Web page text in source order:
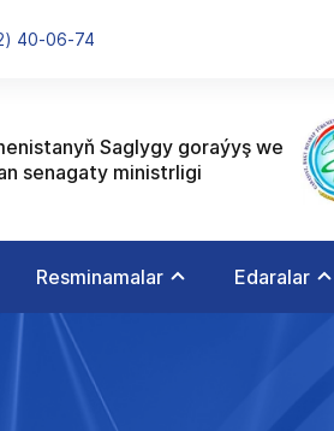
40-06-74
Saglygy goraýyş we
senagaty ministrligi
Resminamalar Edaralar